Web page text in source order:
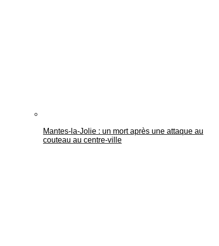
Mantes-la-Jolie : un mort après une attaque au
couteau au centre-ville